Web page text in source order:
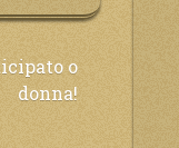
o
donna!